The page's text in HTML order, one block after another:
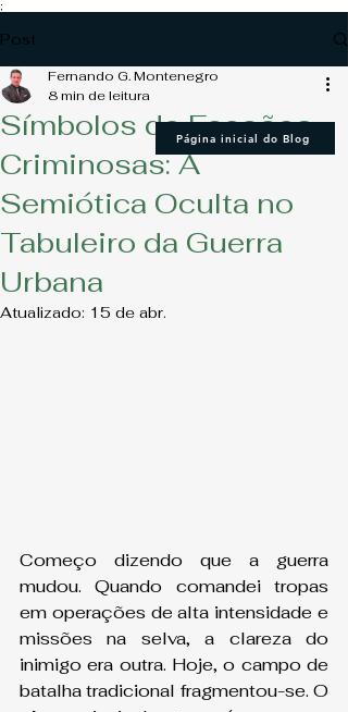
;
Post
Símbolos de Facções
Criminosas: A
Semiótica Oculta no
Tabuleiro da Guerra
Urbana
Fernando G. Montenegro
8 min de leitura
Atualizado: 15 de abr.
Começo dizendo que a guerra
mudou. Quando comandei tropas
em operações de alta intensidade e
missões na selva, a clareza do
inimigo era outra. Hoje, o campo de
Página inicial do Blog